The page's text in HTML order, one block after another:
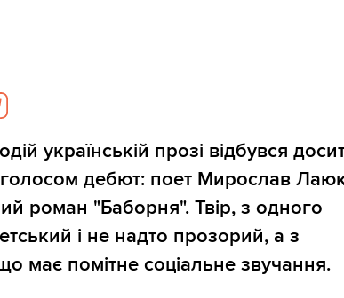
українській прозі відбувся
дебют: поет Мирослав
роман "Баборня". Твір, з одного
і не надто прозорий, а з
має помітне соціальне звучання.